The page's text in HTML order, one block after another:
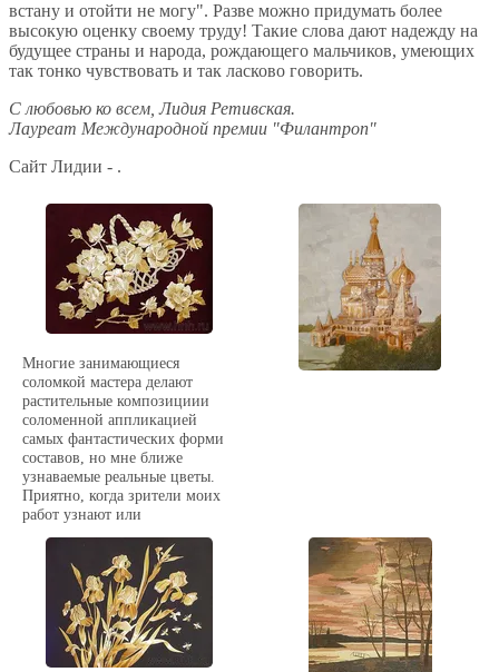
встану и отойти не могу". Разве можно придумать более
высокую оценку своему труду! Такие слова дают надежду на
будущее страны и народа, рождающего мальчиков, умеющих
так тонко чувствовать и так ласково говорить.
С любовью ко всем, Лидия Ретивская.
Лауреат Международной премии "Филантроп"
Сайт Лидии - .
Многие занимающиеся
соломкой мастера делают
растительные композициии
соломенной аппликацией
самых фантастических форми
составов, но мне ближе
узнаваемые реальные цветы.
Приятно, когда зрители моих
работ узнают или
догадываются о
замыслах,воплощаемых в
работе, где нередко
оказывается выполнение самых
простых цветов наиболее
сложным и кропотливым
делом.